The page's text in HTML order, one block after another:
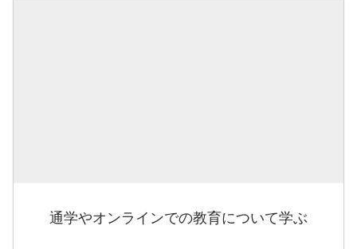
通学やオンラインでの教育について学ぶ